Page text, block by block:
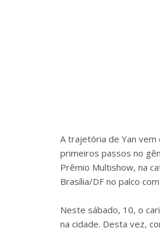
A trajetória de Yan vem
primeiros passos no
Prêmio Multishow, na
Brasília/DF no palco
Neste sábado, 10, o
na cidade. Desta vez,